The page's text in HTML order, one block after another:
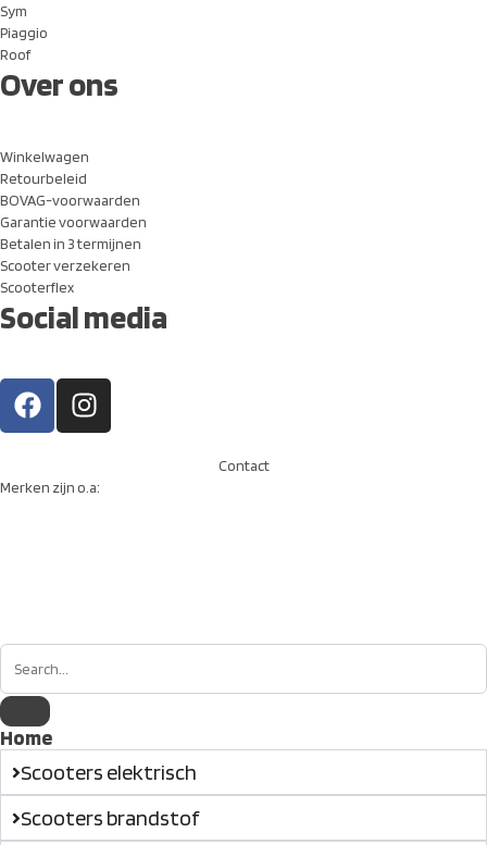
Sym
Piaggio
Roof
Over ons
Winkelwagen
Retourbeleid
BOVAG-voorwaarden
Garantie voorwaarden
Betalen in 3 termijnen
Scooter verzekeren
Scooterflex
Social media
Merken zijn o.a:
Contact
Home
Scooters elektrisch
Scooters brandstof